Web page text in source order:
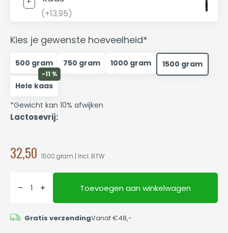
(+13,95)
Kies je gewenste hoeveelheid*
500 gram 750 gram 1000 gram 1500 gram
-11 %
Hele kaas
*Gewicht kan 10% afwijken
Lactosevrij:
32,50 1500 gram | Incl. BTW
Toevoegen aan winkelwagen
Gratis verzendingVanaf €48,-